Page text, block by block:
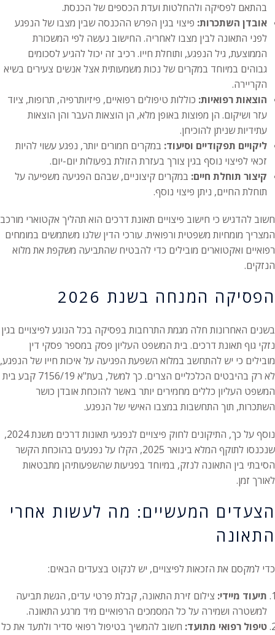
בהתאם לפסיקה ולהחלטות ועדת הכספים של הכנסת.
אובדן השתכרות: פיצוי בגין הפרש ההכנסה שבין מצבו של הנפגע
לפני התאונה לבין מצבו לאחריה. החישוב נעשה לפי המשכורת
הממוצעת, גיל הנפגע, ותוחלת חייו. רכיב זה יכול להגיע לסכומים
גבוהים במיוחד במקרים של נכות משמעותית אצל אנשים צעירים בשיא
הקריירה.
הוצאות רפואיות: כוללות טיפולים רפואיים, פיזיותרפיה, תרופות, ציוד
עזר ושיקום. הן מפוצות באופן מלא, הן הוצאות העבר והן הוצאות
עתידיות שניתן להוכיחן.
ליקויים תפקודיים וסיעוד: במקרים חמורים יותר, נפגע עשוי להיות
זכאי לפיצוי נוסף בגין צורך בעזרת הזולת בפעולות יום-יום.
קיצור תוחלת חיים: במקרים קיצוניים, שבהם הפגיעה משפיעה על
תוחלת החיים, ניתן פיצוי נוסף.
חשוב להדגיש כי חישוב פיצויים תאונת דרכים הוא תהליך אקטוארי מורכב
המצריך מומחיות משפטית ורפואית. עורכי הדין שלנו משתמשים במומחים
רפואיים ואקטוארים מובילים כדי להבטיח שהתביעה משקפת את מלוא
הנזקים.
הפסיקה המנחה בשנת 2026
בשנים האחרונות חלה מגמת התרחבות בפסיקה בכל הנוגע לפיצויים בגין
נזקי גוף תאונת דרכים. בית המשפט העליון פסק במספר פסקי דין
מובילים כי יש להתחשב במלוא השפעת הפגיעה על איכות חייו של הנפגע,
לא רק בהיבטים הכלכליים הצרים. כך למשל, בעת"א 7156/19 קבע בית
המשפט העליון כללים מחמירים יותר באשר להוכחת אובדן כושר
השתכרות, תוך התחשבות במצבו האישי של הנפגע.
נוסף על כך, התיקונים לחוק פיצויים לנפגעי תאונות דרכים משנת 2024,
שנכנסו לתוקף המלא בינואר 2025, הקלו על נפגעים בהוכחת הקשר
הסיבתי בין התאונה לנזק, במיוחד בפגיעות שהשפעותיהן מתבטאות
לאורך זמן.
הצעדים המעשיים: מה לעשות אחרי
התאונה
כדי למקסם את הזכאות לפיצויים, יש לנקוט בצעדים הבאים:
תיעוד מיידי: צילום זירת התאונה, קבלת פרטי עדים, הגשת תביעה
למשטרה ושמירה על כל המסמכים הרפואיים מיד מרגע התאונה.
טיפול רפואי מתועד: חשוב להמשיך בטיפול רפואי סדיר ולתעד את כל